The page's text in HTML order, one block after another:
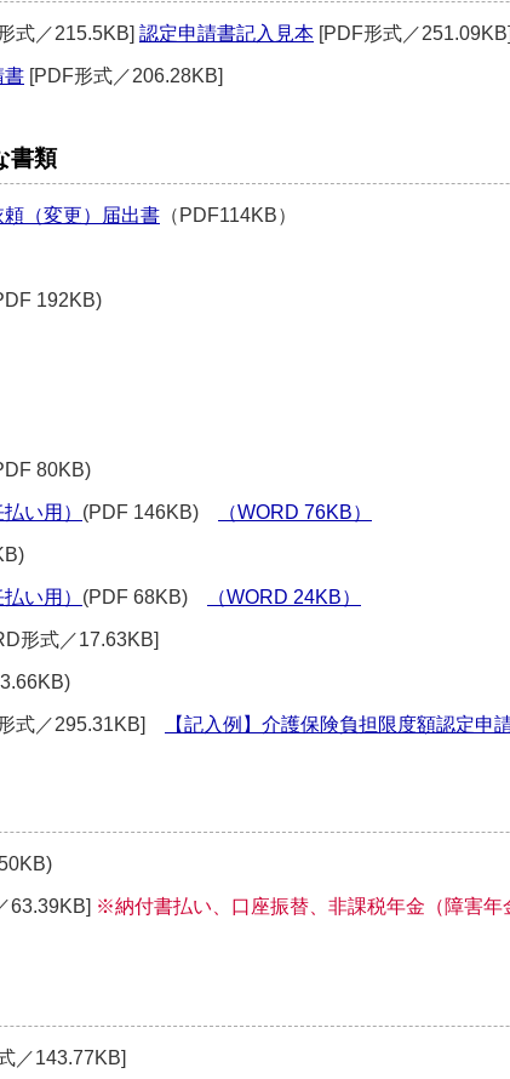
式／215.5KB] 認定申請書記入見本 [PDF形式／
書 [PDF形式／206.28KB]
書類
（変更）届出書 （PDF114KB）
192KB)
80KB)
い用） (PDF 146KB) （WORD 76KB）
い用） (PDF 68KB) （WORD 24KB）
形式／17.63KB]
式／295.31KB] 【記入例】介護保険負担限度額認定申
63.39KB] ※納付書払い、口座振替、非課税年金（障害
／143.77KB]